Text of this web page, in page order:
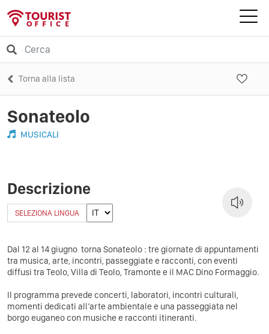
Torna alla lista
Sonateolo
MUSICALI
Descrizione
SELEZIONA LINGUA
Dal 12 al 14 giugno torna Sonateolo : tre giornate di appuntamenti
tra musica, arte, incontri, passeggiate e racconti, con eventi
diffusi tra Teolo, Villa di Teolo, Tramonte e il MAC Dino Formaggio.
Il programma prevede concerti, laboratori, incontri culturali,
momenti dedicati all’arte ambientale e una passeggiata nel
borgo euganeo con musiche e racconti itineranti.